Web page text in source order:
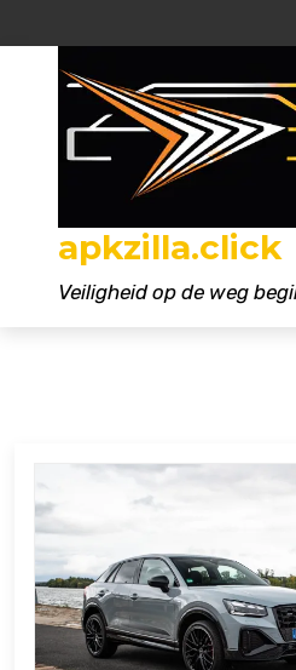
apkzilla.click
Veiligheid op de weg